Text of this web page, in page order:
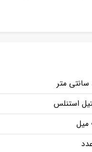
استنلس